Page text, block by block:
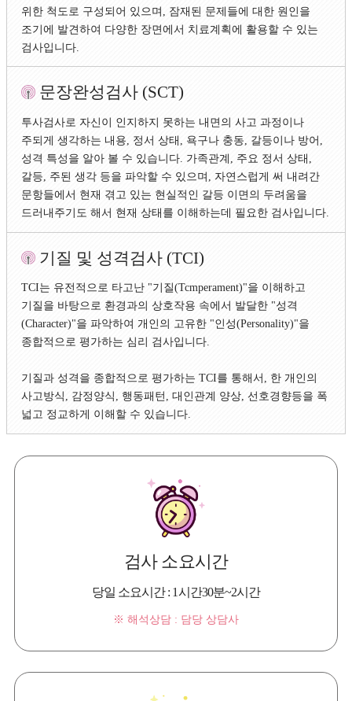
위한 척도로 구성되어 있으며, 잠재된 문제들에 대한 원인을
조기에 발견하여 다양한 장면에서 치료계획에 활용할 수 있는
검사입니다.
문장완성검사 (SCT)
투사검사로 자신이 인지하지 못하는 내면의 사고 과정이나
주되게 생각하는 내용, 정서 상태, 욕구나 충동, 갈등이나 방어,
성격 특성을 알아 볼 수 있습니다. 가족관계, 주요 정서 상태,
갈등, 주된 생각 등을 파악할 수 있으며, 자연스럽게 써 내려간
문항들에서 현재 겪고 있는 현실적인 갈등 이면의 두려움을
드러내주기도 해서 현재 상태를 이해하는데 필요한 검사입니다.
기질 및 성격검사 (TCI)
TCI는 유전적으로 타고난 "기질(Tcmperament)"을 이해하고
기질을 바탕으로 환경과의 상호작용 속에서 발달한 "성격
(Character)"을 파악하여 개인의 고유한 "인성(Personality)"을
종합적으로 평가하는 심리 검사입니다.
기질과 성격을 종합적으로 평가하는 TCI를 통해서, 한 개인의
사고방식, 감정양식, 행동패턴, 대인관계 양상, 선호경향등을 폭
넓고 정교하게 이해할 수 있습니다.
검사 소요시간
당일 소요시간 : 1시간30분~2시간
※ 해석상담 : 담당 상담사